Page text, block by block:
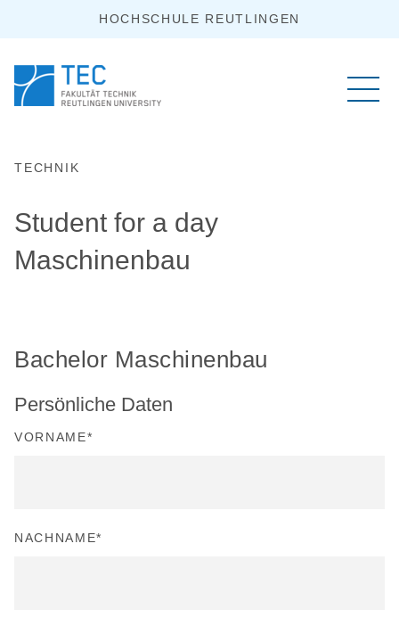
HOCHSCHULE REUTLINGEN
TECHNIK
Student for a day
Maschinenbau
Bachelor Maschinenbau
Persönliche Daten
VORNAME*
NACHNAME*